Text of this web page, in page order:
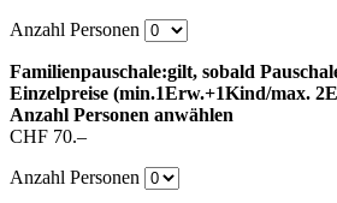
Anzahl Personen
Familienpauschale:gilt, sobald
Einzelpreise (min.1Erw.+1Kind/max.
Anzahl Personen anwählen
CHF 70.–
Anzahl Personen